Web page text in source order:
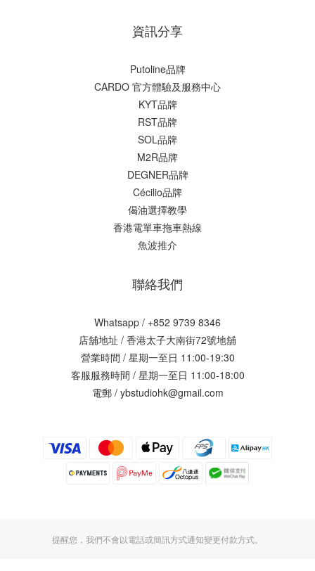
資訊分享
Putoline品牌
CARDO 官方體驗及服務中心
KYT品牌
RST品牌
SOL品牌
M2R品牌
DEGNER品牌
Cécilio品牌
偈油選擇教學
香港電單車拖車熱線
魚波推介
聯絡我們
Whatsapp / +852 9739 8346
店舖地址 / 香港太子大南街72號地舖
營業時間 / 星期一至日 11:00-19:30
客服服務時間 / 星期一至日 11:00-18:00
電郵 / ybstudiohk@gmail.com
提醒您，我們不會以電話或簡訊方式通知變更付款方式。